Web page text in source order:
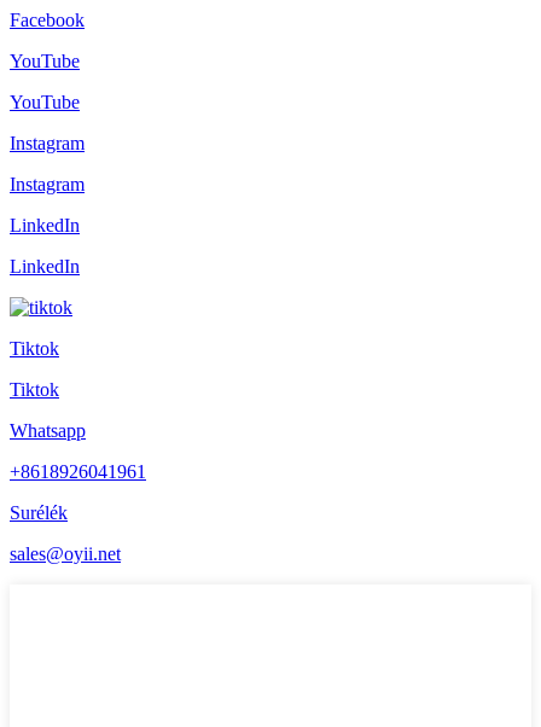
Facebook
YouTube
YouTube
Instagram
Instagram
LinkedIn
LinkedIn
Tiktok
Tiktok
Whatsapp
+8618926041961
Surélék
sales@oyii.net